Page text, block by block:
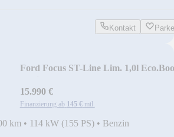
Kontakt
Ford Focus ST-Line Lim. 1,0l
15.990 €
Finanzierung ab 145 € mtl.
km • 114 kW (155 PS) • Benzin